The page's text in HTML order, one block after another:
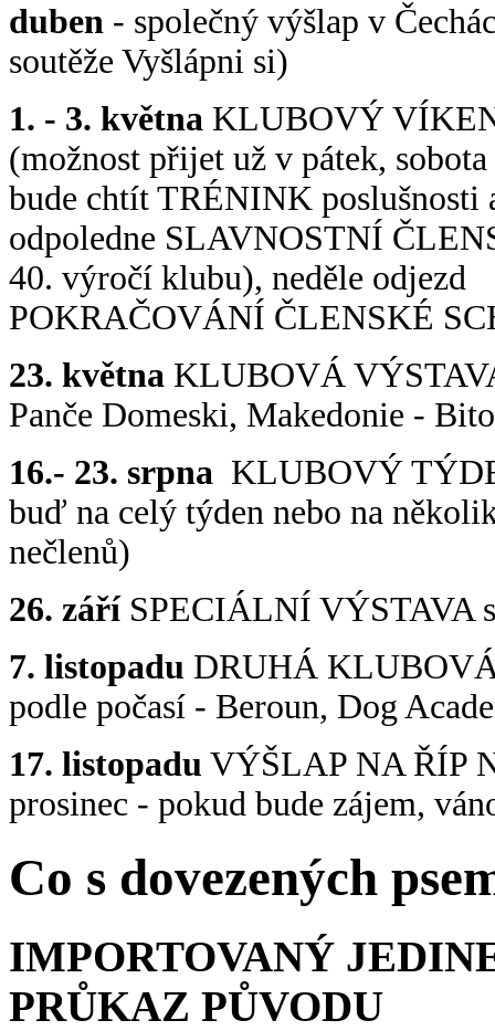
duben - společný výšlap v
soutěže Vyšlápni si)
1. - 3. května KLUBOVÝ
(možnost přijet už v pátek,
bude chtít TRÉNINK poslušnosti
odpoledne SLAVNOSTNÍ
40. výročí klubu), neděle odjezd
POKRAČOVÁNÍ ČLENSKÉ
23. května KLUBOVÁ
Panče Domeski, Makedonie -
16.- 23. srpna KLUBOVÝ
buď na celý týden nebo na
nečlenů)
26. záříSPECIÁLNÍ VÝSTAVA
7. listopadu DRUHÁ
podle počasí - Beroun, Dog
17. listopadu VÝŠLAP NA ŘÍP
prosinec - pokud bude zájem,
Co s dovezených
IMPORTOVANÝ
PRŮKAZ PŮVODU